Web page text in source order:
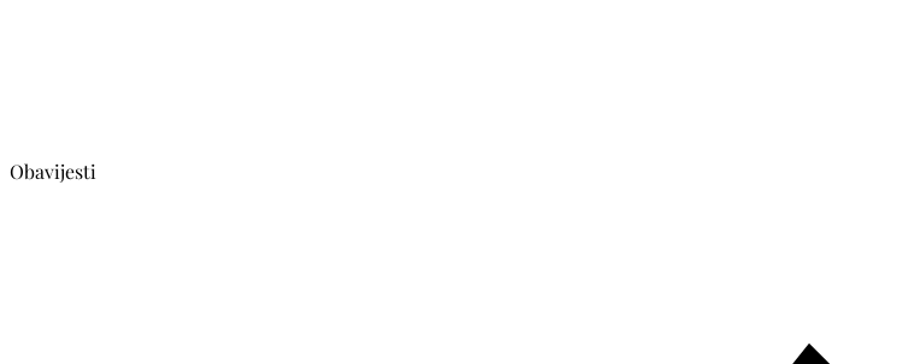
Obavijesti